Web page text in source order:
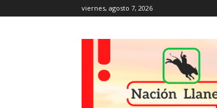
viernes, agosto 7, 2026